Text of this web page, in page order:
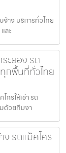
จ้าง บริการทั่วไทย
ละ
ะยอง รถ
ทุกพื้นที่ทั่วไทย
ครให้เช่า รถ
ด้วยทีมงา
ง รถแม็คโคร